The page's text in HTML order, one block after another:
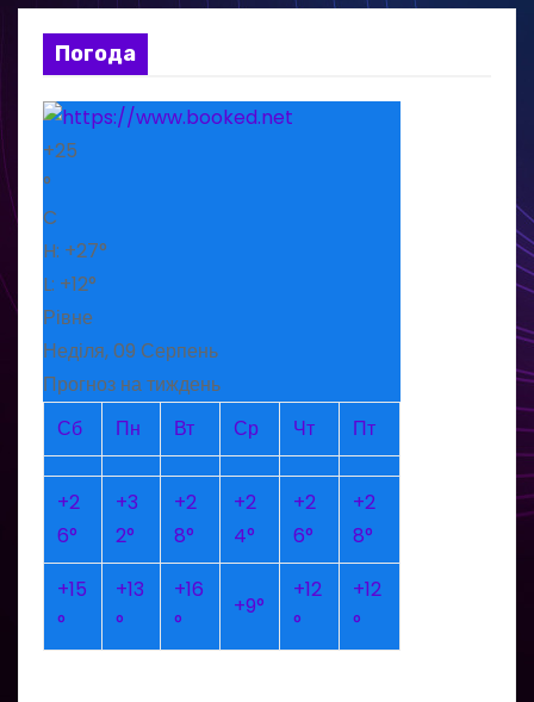
Погода
+25
°
C
H: +27°
L: +12°
Рівне
Неділя, 09 Серпень
Прогноз на тиждень
Сб
Пн Вт Ср Чт Пт
+2
6°
+3
2°
+2
8°
+2
4°
+2
6°
+2
8°
+15
°
+13
°
+16
°
+9°
+12
°
+12
°